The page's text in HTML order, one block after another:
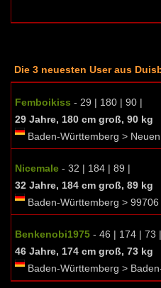
Die 3 neuesten User aus
Femboikiss - 29 | 180 | 90 |
29 Jahre, 180 cm groß, 90 kg
Baden-Württemberg >
Nicemale - 32 | 184 | 89 |
32 Jahre, 184 cm groß, 89 kg
Baden-Württemberg >
Benkenobi1975 - 46 | 174 | 73 |
46 Jahre, 174 cm groß, 73 kg
Baden-Württemberg >